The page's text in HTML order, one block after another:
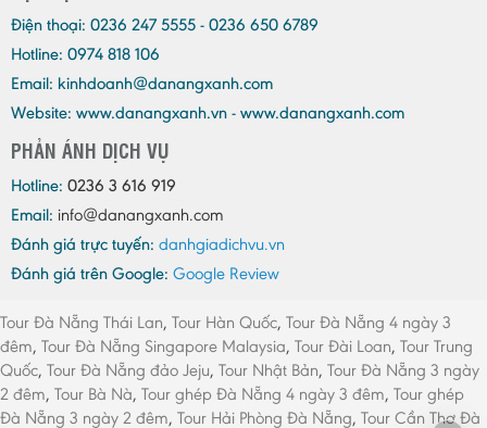
Điện thoại: 0236 247 5555 - 0236 650 6789
Hotline: 0974 818 106
Email: kinhdoanh@danangxanh.com
Website: www.danangxanh.vn - www.danangxanh.com
PHẢN ÁNH DỊCH VỤ
Hotline: 0236 3 616 919
Email: info@danangxanh.com
Đánh giá trực tuyến: danhgiadichvu.vn
Đánh giá trên Google: Google Review
Tour Đà Nẵng Thái Lan, Tour Hàn Quốc, Tour Đà Nẵng 4 ngày 3
đêm, Tour Đà Nẵng Singapore Malaysia, Tour Đài Loan, Tour Trung
Quốc, Tour Đà Nẵng đảo Jeju, Tour Nhật Bản, Tour Đà Nẵng 3 ngày
2 đêm, Tour Bà Nà, Tour ghép Đà Nẵng 4 ngày 3 đêm, Tour ghép
Đà Nẵng 3 ngày 2 đêm, Tour Hải Phòng Đà Nẵng, Tour Cần Thơ Đà